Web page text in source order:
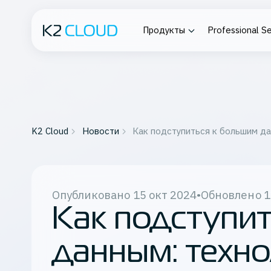
Продукты
Мониторинг
Работа с данными
Корпоративный
Professional
ИТ-
K2 Cloud Новости Как подступиться к большим
Опубликовано 15 окт 2024•Обновлено
Как
данным: